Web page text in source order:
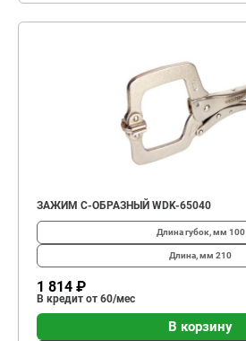
ЗАЖИМ С-ОБРАЗНЫЙ WDK-65040
Длина губок, мм 100
Длина, мм 210
1 814 ₽
В кредит от 60/мес
В корзину